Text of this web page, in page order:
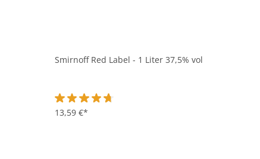
Smirnoff Red Label - 1 Liter 37,5% vol
Durchschnittliche Bewertung von 4.8 von 5 Sternen
13,59 €*